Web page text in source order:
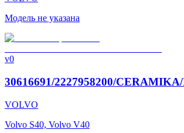
Модель не указана
v0
30616691/2227958200/
VOLVO
Volvo S40, Volvo V40